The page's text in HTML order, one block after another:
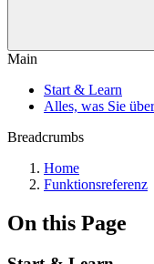
Main
Start & Learn
Alles, was Sie
Breadcrumbs
Home
Funktionsreferenz
On this Page